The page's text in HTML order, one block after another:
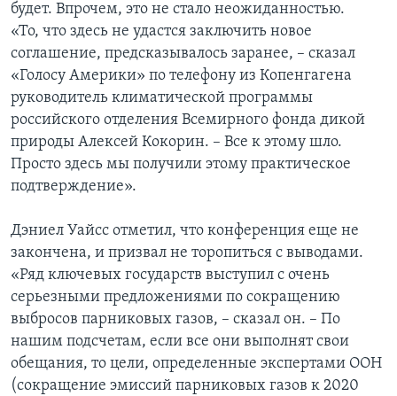
будет. Впрочем, это не стало неожиданностью.
«То, что здесь не удастся заключить новое
соглашение, предсказывалось заранее, – сказал
«Голосу Америки» по телефону из Копенгагена
руководитель климатической программы
российского отделения Всемирного фонда дикой
природы Алексей Кокорин. – Все к этому шло.
Просто здесь мы получили этому практическое
подтверждение».
Дэниел Уайсс отметил, что конференция еще не
закончена, и призвал не торопиться с выводами.
«Ряд ключевых государств выступил с очень
серьезными предложениями по сокращению
выбросов парниковых газов, – сказал он. – По
нашим подсчетам, если все они выполнят свои
обещания, то цели, определенные экспертами ООН
(сокращение эмиссий парниковых газов к 2020